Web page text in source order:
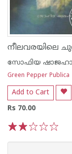
നീലവരയിലെ
സോഫിയ
Green Pepper Publica
Add to Cart
Rs 70.00